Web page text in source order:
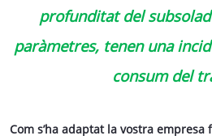
profunditat del
paràmetres, tenen una
consum del
Com s’ha adaptat la vostra